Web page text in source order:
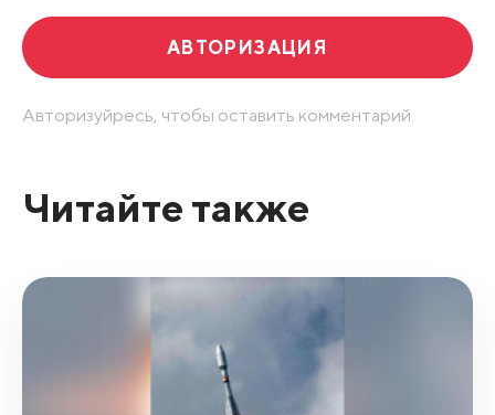
АВТОРИЗАЦИЯ
Авторизуйресь, чтобы оставить комментарий.
Читайте также